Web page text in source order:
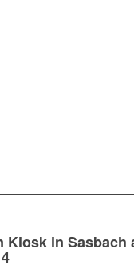
Kiosk in Sasbach